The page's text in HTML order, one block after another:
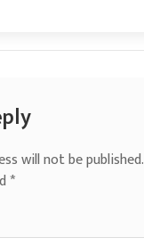
will not be published.
*